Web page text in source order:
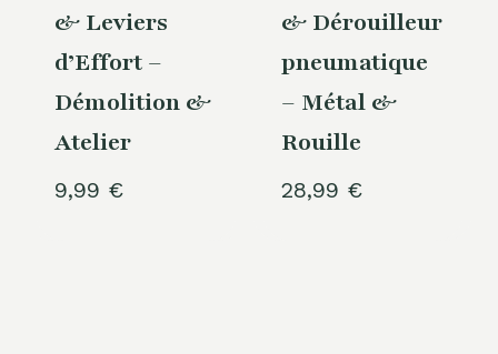
& Leviers
d’Effort –
Démolition &
Atelier
9,99 €
& Dérouilleur
pneumatique
– Métal &
Rouille
28,99 €